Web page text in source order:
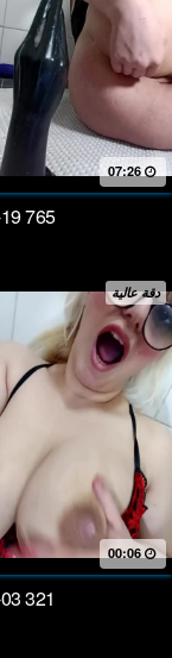
07:26
765
دقة عالية
00:06
321